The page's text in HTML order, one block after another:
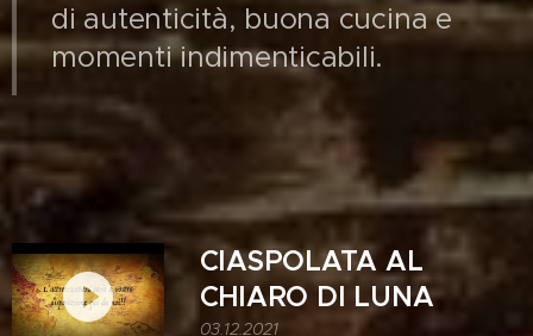
di autenticità, buona cucina e
momenti indimenticabili.
CIASPOLATA AL
CHIARO DI LUNA
03.12.2021